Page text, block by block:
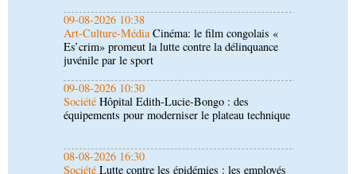
09-08-2026 10:30
SociétéHôpital Edith-Lucie-Bongo : des
équipements pour moderniser le plateau technique
08-08-2026 16:30
Société Lutte contre les épidémies : les employés
de la maison de retraite Kambissi en formation
08-08-2026 16:00
Société Distinction : Darrel Ornelle Elion Assiana